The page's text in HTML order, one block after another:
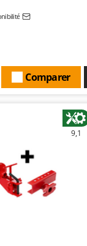
Comparer
9,1